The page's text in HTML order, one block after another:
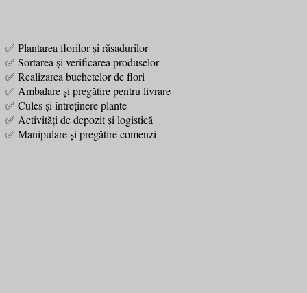
✅ Plantarea florilor și răsadurilor
✅ Sortarea și verificarea produselor
✅ Realizarea buchetelor de flori
✅ Ambalare și pregătire pentru livrare
✅ Cules și întreținere plante
✅ Activități de depozit și logistică
✅ Manipulare și pregătire comenzi